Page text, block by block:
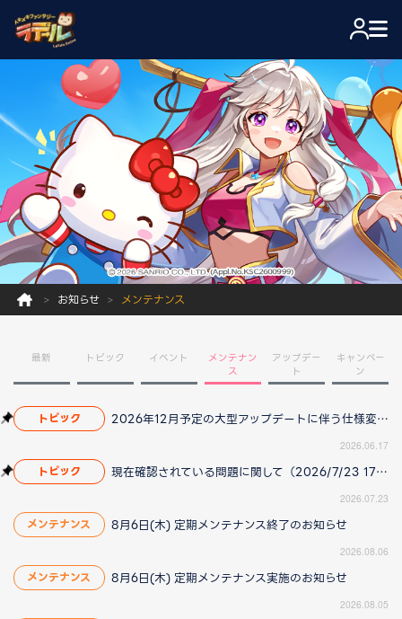
お知らせ メンテナンス
最新 トピック イベント
メンテナン
ス
アップデー
ト
キャンペー
ン
トピック 2026年12月予定の大型アップデートに伴う仕様変更のお知らせ
2026.06.17
トピック 現在確認されている問題に関して（2026/7/23 17:00更新）
2026.07.23
メンテナンス 8月6日(木) 定期メンテナンス終了のお知らせ
2026.08.06
メンテナンス 8月6日(木) 定期メンテナンス実施のお知らせ
2026.08.05